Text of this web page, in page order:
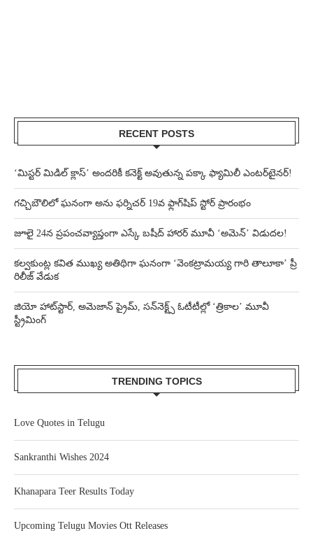
RECENT POSTS
‘మిస్టర్ మిడిల్ క్లాస్’ అందరికీ కనెక్ట్ అవుతున్న పక్కా ఫ్యామిలీ ఎంటర్‌టైనర్!
గచ్చిబౌలిలో ఘనంగా అను ఫర్నిచర్ 19వ ఫ్లాగ్‌షిప్ స్టోర్ ప్రారంభం
జూలై 24న ప్రపంచవ్యాప్తంగా ఎస్కే బషీద్‌ హారర్ మూవీ ‘అమెన్’ విడుదల!
కల్వకుంట్ల కవిత ముఖ్య అతిథిగా ఘనంగా ‘వెంకట్రామయ్య గారి తాలూకా’ ప్రీ
రిలీజ్ వేడుక
జియో హాట్‌స్టార్, అమెజాన్ ప్రైమ్, సన్‌నెక్ట్స్ ఓటీటీల్లో ‘త్రికాల’ మూవీ
స్ట్రీమింగ్
TRENDING TOPICS
Love Quotes in Telugu
Sankranthi Wishes 2024
Khanapara Teer Results Today
Upcoming Telugu Movies Ott Releases